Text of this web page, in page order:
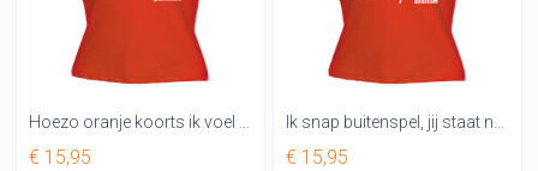
Hoezo oranje koorts ik voel me prima DAMES WK SHIRT
€ 15,95
Ik snap buitenspel, jij staat namelijk buitenspel
€ 15,95